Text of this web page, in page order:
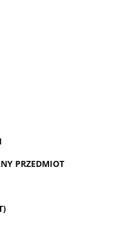
PRZEDMIOT